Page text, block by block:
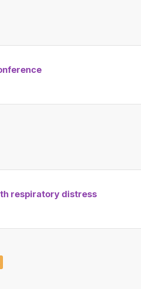
respiratory distress